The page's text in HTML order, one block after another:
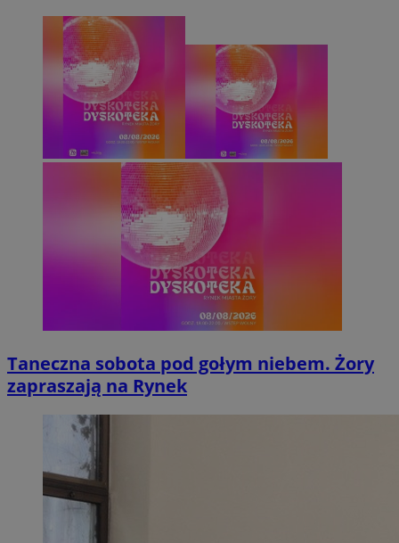
Taneczna sobota pod gołym niebem. Żory
zapraszają na Rynek